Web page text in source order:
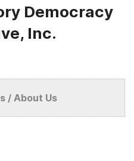
Democracy
Inc.
/ About Us